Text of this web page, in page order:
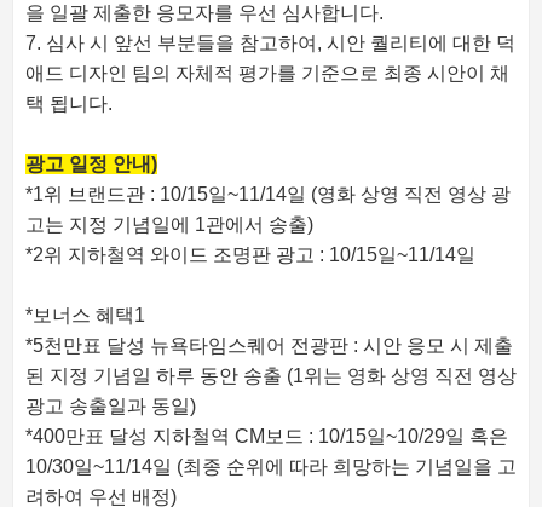
을 일괄 제출한 응모자를 우선 심사합니다.
7. 심사 시 앞선 부분들을 참고하여, 시안 퀄리티에 대한 덕
애드 디자인 팀의 자체적 평가를 기준으로 최종 시안이 채
택 됩니다.
광고 일정 안내)
*1위 브랜드관 : 10/15일~11/14일 (영화 상영 직전 영상 광
고는 지정 기념일에 1관에서 송출)
*2위 지하철역 와이드 조명판 광고 : 10/15일~11/14일
*보너스 혜택1
*5천만표 달성 뉴욕타임스퀘어 전광판 : 시안 응모 시 제출
된 지정 기념일 하루 동안 송출 (1위는 영화 상영 직전 영상
광고 송출일과 동일)
*400만표 달성 지하철역 CM보드 : 10/15일~10/29일 혹은
10/30일~11/14일 (최종 순위에 따라 희망하는 기념일을 고
려하여 우선 배정)